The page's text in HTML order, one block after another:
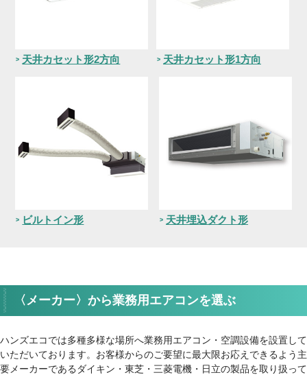
天井カセット形2方向 天井カセット形1方向
ビルトイン形 天井埋込ダクト形
〈メーカー〉から業務用エアコンを選ぶ
ハンズエコでは多種多様な場所へ業務用エアコン・空調設備を設置して
いただいております。お客様からのご要望に最大限お応えできるよう主
要メーカーであるダイキン・東芝・三菱電機・日立の製品を取り扱って